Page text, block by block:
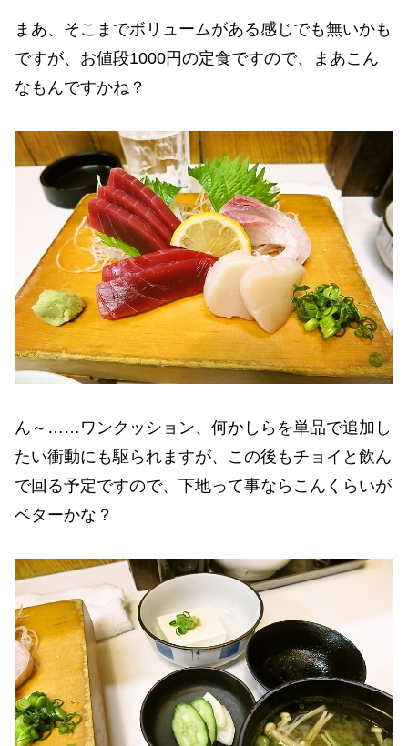
まあ、そこまでボリュームがある感じでも無いかも
ですが、お値段1000円の定食ですので、まあこん
なもんですかね？
ん～……ワンクッション、何かしらを単品で追加し
たい衝動にも駆られますが、この後もチョイと飲ん
で回る予定ですので、下地って事ならこんくらいが
ベターかな？